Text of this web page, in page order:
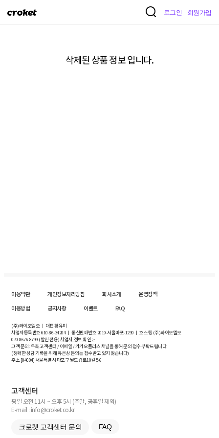
크
로그인 회원가입
삭제된 상품 정보 입니다.
이용약관 개인정보처리방침 회사소개
운영정책
이용방법
공지사항 이벤트 FAQ
(주)와이오엘오 ㅣ 대표 황유미
사업자등록번호610-86-34204ㅣ 통신판매번호 2019-서울마포-1239 ㅣ 호스팅 (주)와이오엘오
070-8676-8799 (발신 전용)사업자 정보 확인 >
고객 문의: 우측 고객센터 / 이메일 / 카카오플러스 채널을 통해 문의 접수 부탁드립니다.
(정확한 상담 기록을 위해 유선상 문의는 접수받고 있지 않습니다)
주소 [04004] 서울특별시 마포구 월드컵로10길5-6
고객센터
평일 오전 11시 ~ 오후 5시 (주말, 공휴일 제외)
E-mail : info@croket.co.kr
크로켓 고객센터 문의 FAQ